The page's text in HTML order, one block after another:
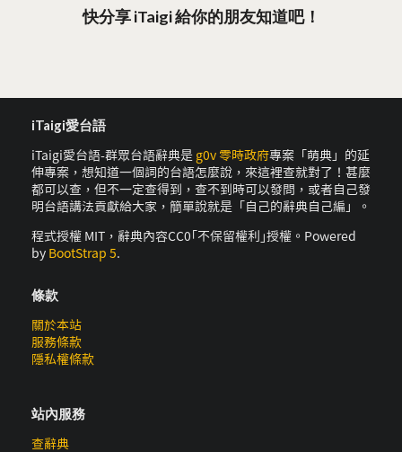
快分享 iTaigi 給你的朋友知道吧！
iTaigi愛台語
iTaigi愛台語-群眾台語辭典是 g0v 零時政府專案「萌典」的延
伸專案，想知道一個詞的台語怎麼說，來這裡查就對了！甚麼
都可以查，但不一定查得到，查不到時可以發問，或者自己發
明台語講法貢獻給大家，簡單說就是「自己的辭典自己編」。
程式授權 MIT，辭典內容CC0｢不保留權利｣授權。Powered
by BootStrap 5.
條款
關於本站
服務條款
隱私權條款
站內服務
查辭典